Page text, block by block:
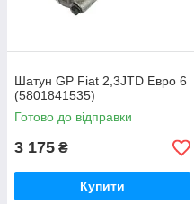
Шатун GP Fiat 2,3JTD Евро 6
(5801841535)
Готово до відправки
3 175 ₴
Купити